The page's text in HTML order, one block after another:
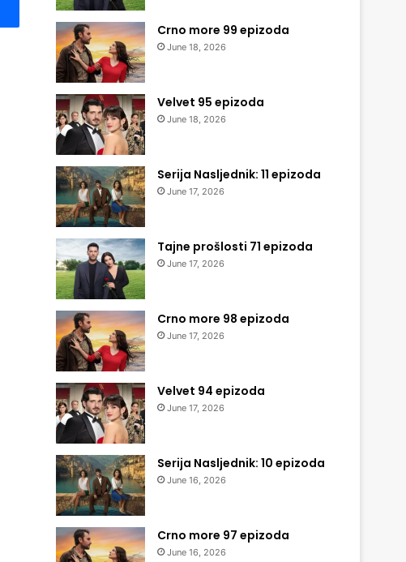
Crno more 99 epizoda
June 18, 2026
Velvet 95 epizoda
June 18, 2026
Serija Nasljednik: 11 epizoda
June 17, 2026
Tajne prošlosti 71 epizoda
June 17, 2026
Crno more 98 epizoda
June 17, 2026
Velvet 94 epizoda
June 17, 2026
Serija Nasljednik: 10 epizoda
June 16, 2026
Crno more 97 epizoda
June 16, 2026